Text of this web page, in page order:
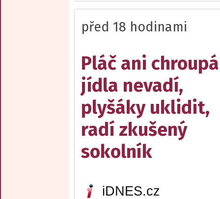
před 18 hodinami
Pláč ani
jídla nevadí,
plyšáky uklidit,
radí zkušený
sokolník
iDNES.cz